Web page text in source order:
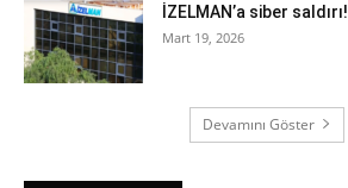
İZELMAN’a siber saldırı!
Mart 19, 2026
Devamını Göster